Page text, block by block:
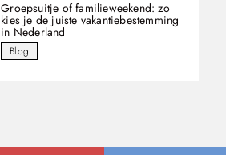
Groepsuitje of familieweekend: zo
kies je de juiste vakantiebestemming
in Nederland
Blog